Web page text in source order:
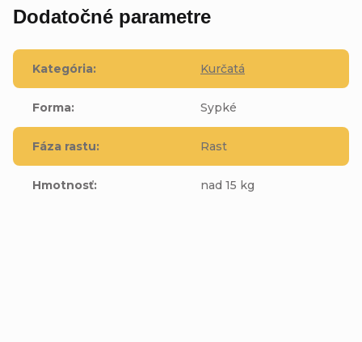
Dodatočné parametre
Kategória: Kurčatá
Forma: Sypké
Fáza rastu: Rast
Hmotnosť: nad 15 kg